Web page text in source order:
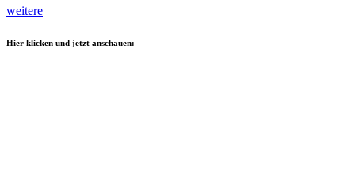
weitere
Hier klicken und jetzt anschauen: